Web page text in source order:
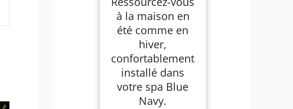
à la maison en
été comme en
hiver,
confortablement
installé dans
votre spa Blue
Navy.